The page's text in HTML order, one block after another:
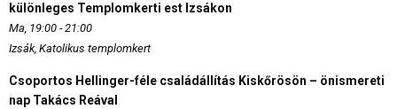
különleges Templomkerti est Izsákon
Ma, 19:00 - 21:00
Izsák, Katolikus templomkert
Csoportos Hellinger-féle családállítás Kiskőrösön – önismereti
nap Takács Reával